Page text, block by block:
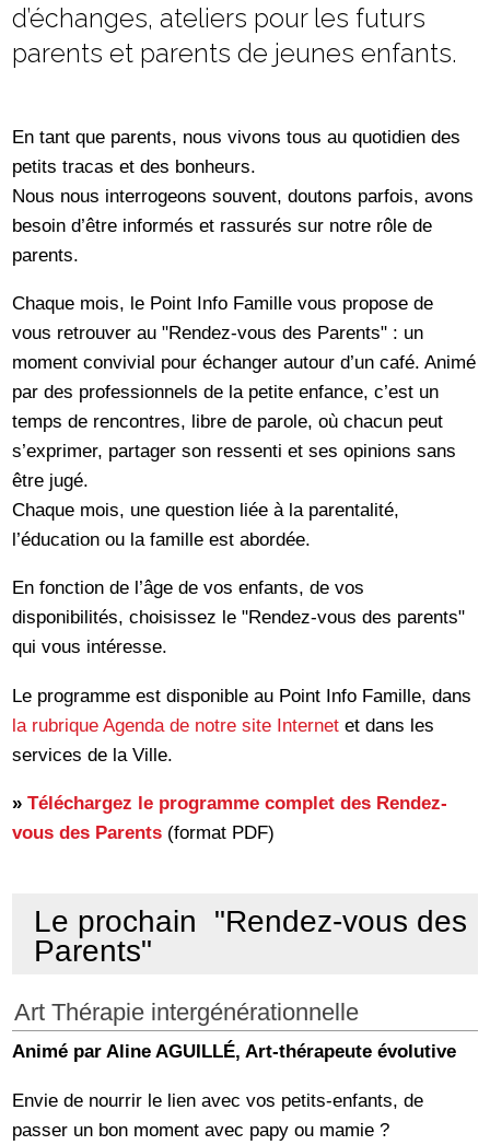
d’échanges, ateliers pour les futurs
parents et parents de jeunes enfants.
En tant que parents, nous vivons tous au quotidien des
petits tracas et des bonheurs.
Nous nous interrogeons souvent, doutons parfois, avons
besoin d’être informés et rassurés sur notre rôle de
parents.
Chaque mois, le Point Info Famille vous propose de
vous retrouver au "Rendez-vous des Parents" : un
moment convivial pour échanger autour d’un café. Animé
par des professionnels de la petite enfance, c’est un
temps de rencontres, libre de parole, où chacun peut
s’exprimer, partager son ressenti et ses opinions sans
être jugé.
Chaque mois, une question liée à la parentalité,
l’éducation ou la famille est abordée.
En fonction de l’âge de vos enfants, de vos
disponibilités, choisissez le "Rendez-vous des parents"
qui vous intéresse.
Le programme est disponible au Point Info Famille, dans
la rubrique Agenda de notre site Internetet dans les
services de la Ville.
»Téléchargez le programme complet des Rendez-
vous des Parents (format PDF)
Le prochain "Rendez-vous des
Parents"
Art Thérapie intergénérationnelle
Animé par Aline AGUILLÉ, Art-thérapeute évolutive
Envie de nourrir le lien avec vos petits-enfants, de
passer un bon moment avec papy ou mamie ?